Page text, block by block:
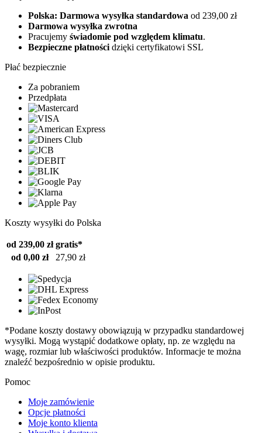
Polska: Darmowa wysyłka standardowa od 239,00 zł
Darmowa wysyłka zwrotna
Pracujemy świadomie pod względem klimatu.
Bezpieczne płatności dzięki certyfikatowi SSL
Płać bezpiecznie
Za pobraniem
Przedpłata
Koszty wysyłki do Polska
od 239,00 zł gratis*
od 0,00 zł
27,90 zł
*Podane koszty dostawy obowiązują w przypadku standardowej
wysyłki. Mogą wystąpić dodatkowe opłaty, np. ze względu na
wagę, rozmiar lub właściwości produktów. Informacje te można
znaleźć bezpośrednio w opisie produktu.
Pomoc
Moje zamówienie
Opcje płatności
Moje konto klienta